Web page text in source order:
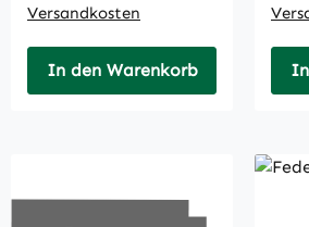
Versandkosten
In den Warenkorb